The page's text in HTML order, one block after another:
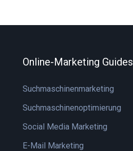
Online-Marketing Guides
Suchmaschinenmarketing
Suchmaschinenoptimierung
Social Media Marketing
E-Mail Marketing